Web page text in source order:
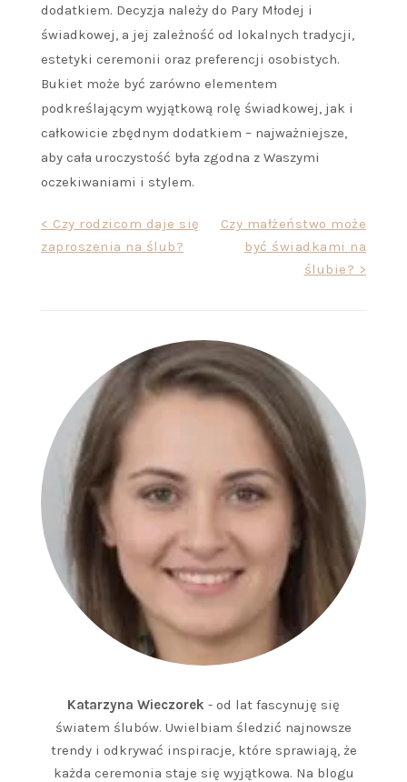
dodatkiem. Decyzja należy do Pary Młodej i
świadkowej, a jej zależność od lokalnych tradycji,
estetyki ceremonii oraz preferencji osobistych.
Bukiet może być zarówno elementem
podkreślającym wyjątkową rolę świadkowej, jak i
całkowicie zbędnym dodatkiem – najważniejsze,
aby cała uroczystość była zgodna z Waszymi
oczekiwaniami i stylem.
Nawigacja
wpisu
< Czy rodzicom daje się
zaproszenia na ślub?
Czy małżeństwo może
być świadkami na
ślubie? >
Katarzyna Wieczorek - od lat fascynuję się
światem ślubów. Uwielbiam śledzić najnowsze
trendy i odkrywać inspiracje, które sprawiają, że
każda ceremonia staje się wyjątkowa. Na blogu